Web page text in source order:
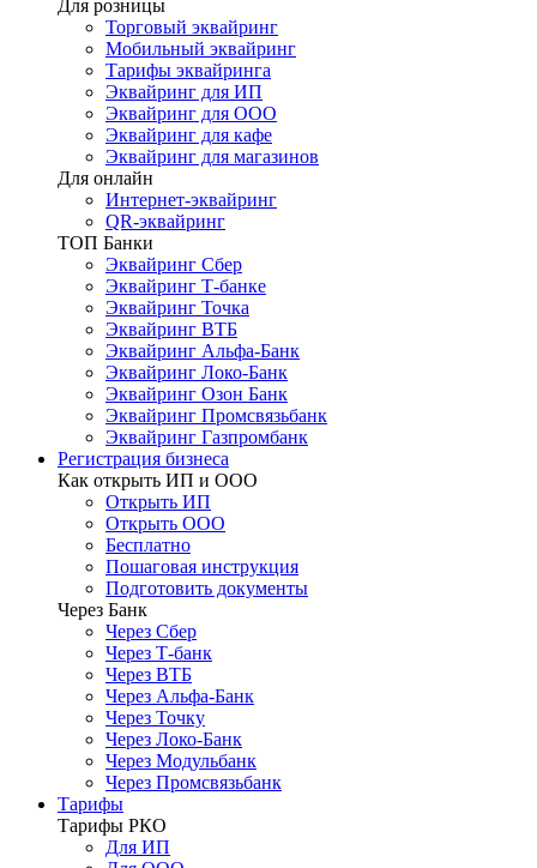
Для розницы
Торговый эквайринг
Мобильный эквайринг
Тарифы эквайринга
Эквайринг для ИП
Эквайринг для ООО
Эквайринг для кафе
Эквайринг для магазинов
Для онлайн
Интернет-эквайринг
QR-эквайринг
ТОП Банки
Эквайринг Сбер
Эквайринг Т-банке
Эквайринг Точка
Эквайринг ВТБ
Эквайринг Альфа-Банк
Эквайринг Локо-Банк
Эквайринг Озон Банк
Эквайринг Промсвязьбанк
Эквайринг Газпромбанк
Регистрация бизнеса
Как открыть ИП и ООО
Открыть ИП
Открыть ООО
Бесплатно
Пошаговая инструкция
Подготовить документы
Через Банк
Через Сбер
Через Т-банк
Через ВТБ
Через Альфа-Банк
Через Точку
Через Локо-Банк
Через Модульбанк
Через Промсвязьбанк
Тарифы
Тарифы РКО
Для ИП